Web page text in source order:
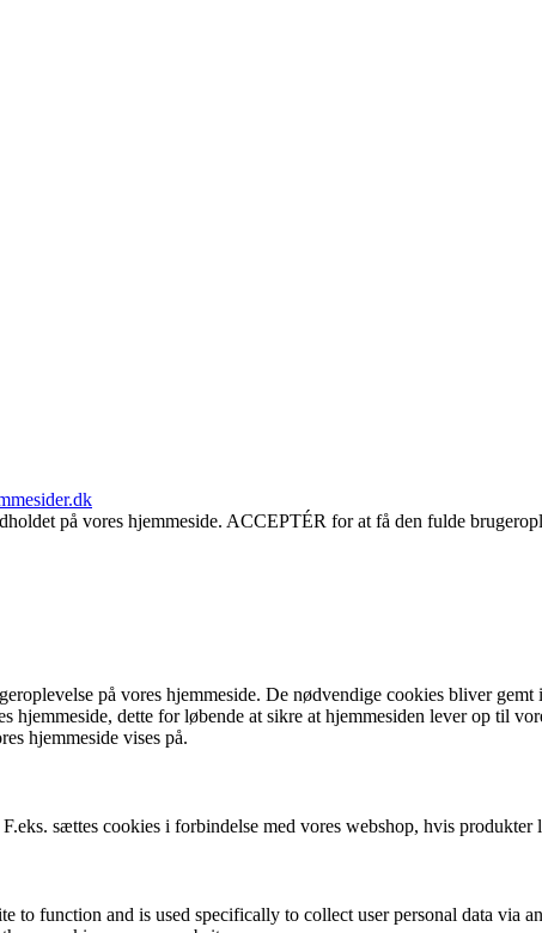
på vores hjemmeside. ACCEPTÉR for at få den fulde
på vores hjemmeside. De nødvendige cookies bliver
hjemmeside, dette for løbende at sikre at hjemmesiden lever op til
hjemmeside vises på.
sættes cookies i forbindelse med vores webshop, hvis
function and is used specifically to collect user personal data via